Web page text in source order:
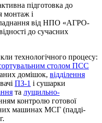
підготовка до
монтаж і
від НПО «АГРО-
до сучасних
технологічного процесу:
столом ПСС
домішок, відділення
ПЗ-1 і сушарки
та лущильно-
контролю готової
машинах МСГ (падді-